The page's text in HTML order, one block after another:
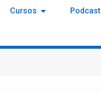
Cursos Podcast